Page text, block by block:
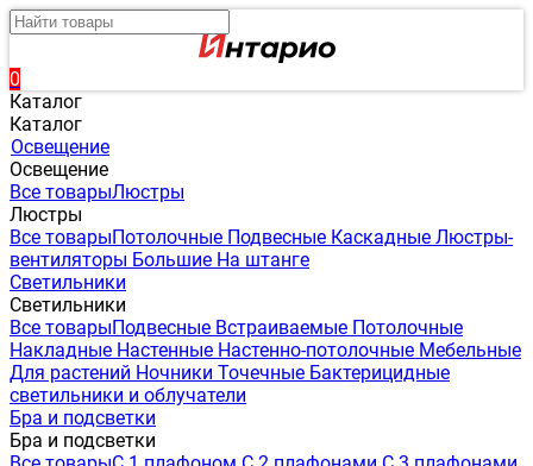
0
Каталог
Каталог
Освещение
Освещение
Все товарыЛюстры
Люстры
Все товарыПотолочные Подвесные Каскадные Люстры-
вентиляторы Большие На штанге
Светильники
Светильники
Все товарыПодвесные Встраиваемые Потолочные
Накладные Настенные Настенно-потолочные Мебельные
Для растений Ночники Точечные Бактерицидные
светильники и облучатели
Бра и подсветки
Бра и подсветки